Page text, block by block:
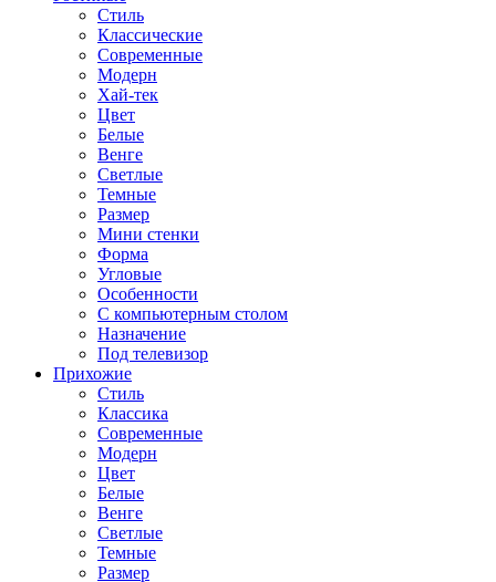
Стиль
Классические
Современные
Модерн
Хай-тек
Цвет
Белые
Венге
Светлые
Темные
Размер
Мини стенки
Форма
Угловые
Особенности
С компьютерным столом
Назначение
Под телевизор
Прихожие
Стиль
Классика
Современные
Модерн
Цвет
Белые
Венге
Светлые
Темные
Размер